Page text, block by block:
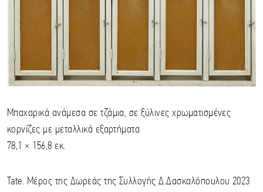
Μπαχαρικά ανάμεσα σε τζάμια, σε ξύλινες χρωματισμένες
κορνίζες με μεταλλικά εξαρτήματα
78,1 × 156,8 εκ.
Tate. Μέρος της Δωρεάς της Συλλογής Δ.Δασκαλόπουλου 2023